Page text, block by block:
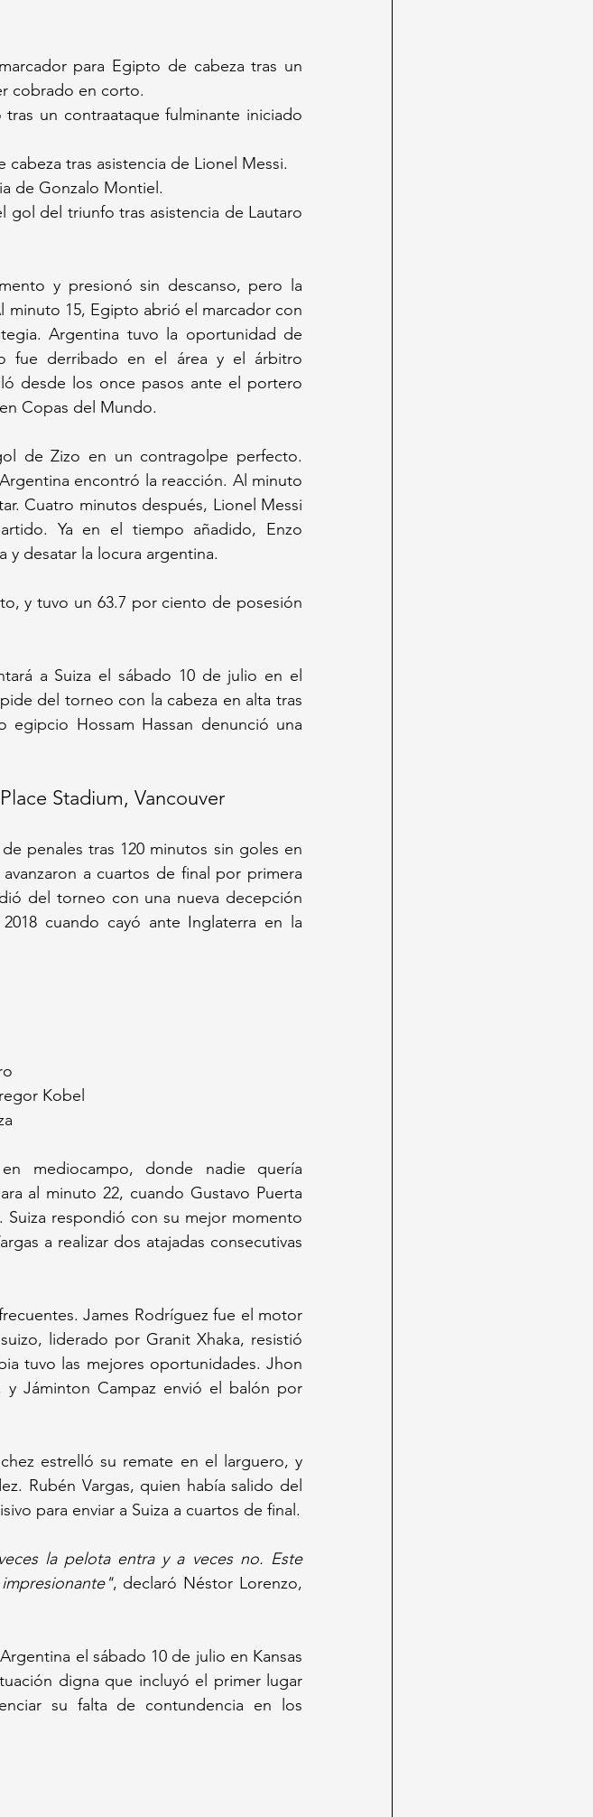
para Egipto de cabeza tras un
cobrado en corto.
un contraataque fulminante iniciado
tras asistencia de Lionel Messi.
de Gonzalo Montiel.
del triunfo tras asistencia de Lautaro
y presionó sin descanso, pero la
minuto 15, Egipto abrió el marcador con
Argentina tuvo la oportunidad de
fue derribado en el área y el árbitro
desde los once pasos ante el portero
Copas del Mundo.
de Zizo en un contragolpe perfecto.
encontró la reacción. Al minuto
Cuatro minutos después, Lionel Messi
Ya en el tiempo añadido, Enzo
y desatar la locura argentina.
y tuvo un 63.7 por ciento de posesión
a Suiza el sábado 10 de julio en el
del torneo con la cabeza en alta tras
Hossam Hassan denunció una
Stadium, Vancouver
penales tras 120 minutos sin goles en
a cuartos de final por primera
del torneo con una nueva decepción
cuando cayó ante Inglaterra en la
Kobel
mediocampo, donde nadie quería
al minuto 22, cuando Gustavo Puerta
respondió con su mejor momento
a realizar dos atajadas consecutivas
James Rodríguez fue el motor
liderado por Granit Xhaka, resistió
tuvo las mejores oportunidades. Jhon
Jáminton Campaz envió el balón por
estrelló su remate en el larguero, y
Rubén Vargas, quien había salido del
para enviar a Suiza a cuartos de final.
la pelota entra y a veces no. Este
, declaró Néstor Lorenzo,
el sábado 10 de julio en Kansas
digna que incluyó el primer lugar
su falta de contundencia en los